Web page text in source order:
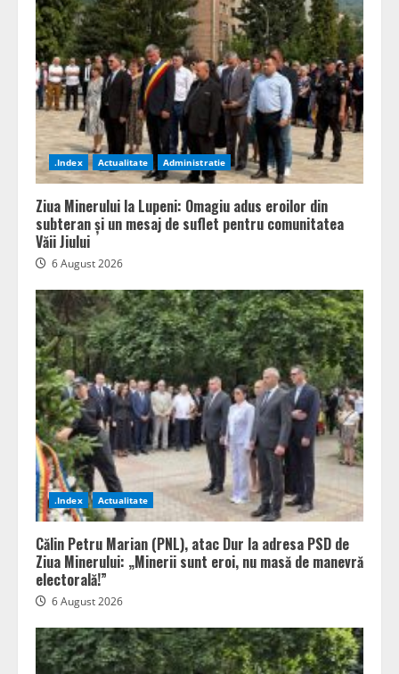
.Index Actualitate Administratie
Ziua Minerului la Lupeni: Omagiu adus eroilor din
subteran și un mesaj de suflet pentru comunitatea
Văii Jiului
6 August 2026
.Index Actualitate
Călin Petru Marian (PNL), atac Dur la adresa PSD de
Ziua Minerului: „Minerii sunt eroi, nu masă de manevră
electorală!”
6 August 2026